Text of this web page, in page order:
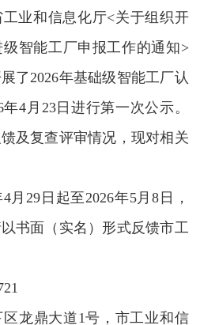
业和信息化厅<关于组织开
级智能工厂申报工作的通知>
了2026年基础级智能工厂认
4月23日进行第一次公示。
及复查评审情况，现对相关
月29日起至2026年5月8日，
书面（实名）形式反馈市工
龙鼎大道1号，市工业和信